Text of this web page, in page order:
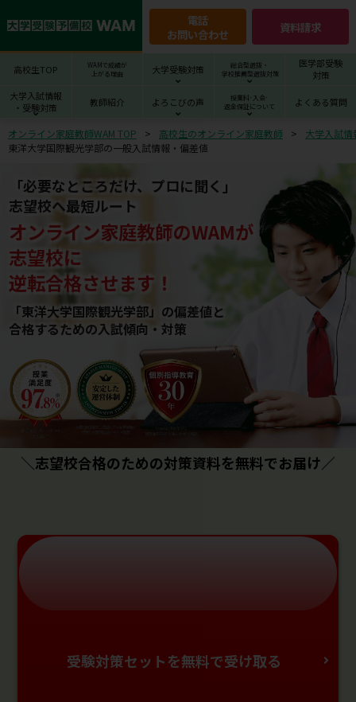
電話
お問い合わせ
資料請求
高校生TOP
WAMで成績が
上がる理由
大学受験対策
総合型選抜・
学校推薦型選抜対策
医学部受験
対策
大学入試情報
・受験対策
教師紹介 よろこびの声
授業料･入会･
返金保証について
よくある質問
オンライン家庭教師WAM TOP 高校生のオンライン家庭教師
大学入試
東洋大学国際観光学部の一般入試情報・偏差値
「必要なところだけ、プロに聞く」
志望校へ最短ルート
オンライン家庭教師のWAMが
志望校に
逆転合格させます！
「東洋大学国際観光学部」の偏差値と
合格するための⼊試傾向・対策
＼志望校合格のための対策資料を無料でお届け／
受験対策セットを無料で受け取る